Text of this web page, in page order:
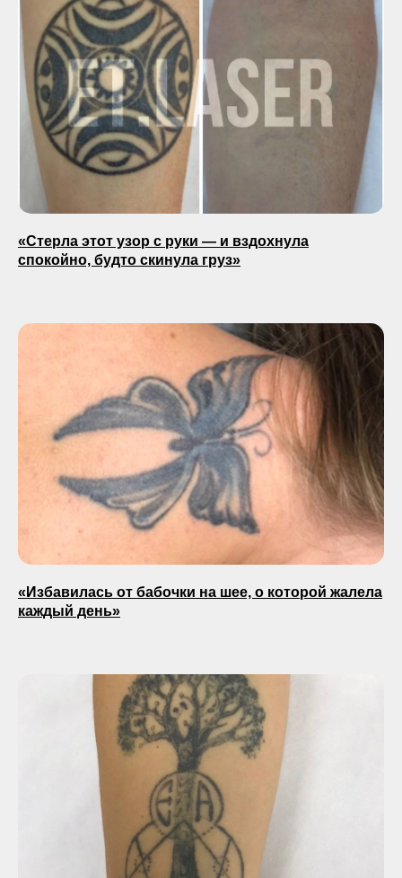
«Стерла этот узор с руки — и вздохнула
спокойно, будто скинула груз»
«Избавилась от бабочки на шее, о которой жалела
каждый день»